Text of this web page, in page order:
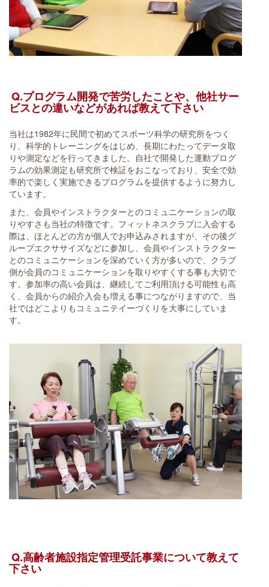
Q.プログラム開発で苦労したことや、他社サー
ビスとの違いなどがあれば教えて下さい
当社は1982年に民間で初めてスポーツ科学の研究所をつく
り、科学的トレーニングをはじめ、長期にわたってデータ取
りや測定などを行ってきました。自社で開発した運動プログ
ラムの効果測定も研究所で検証をおこなっており、安全で効
率的で楽しく実施できるプログラムを提供するように努力し
ています。
また、会員やインストラクターとのコミュニケーションの取
りやすさも当社の特徴です。フィットネスクラブに入会する
際は、ほとんどの方が個人でお申込みされますが、その後グ
ループエクササイズなどに参加し、会員やインストラクター
とのコミュニケーションを深めていく方が多いので、クラブ
側が会員のコミュニケーションを取りやすくする事も大切で
す。参加率の高い会員は、継続してご利用頂ける可能性も高
く、会員からの紹介入会も増える事につながりますので、当
社ではどこよりもコミュニテイーづくりを大事にしていま
す。
Q.高齢者施設指定管理受託事業について教えて
下さい